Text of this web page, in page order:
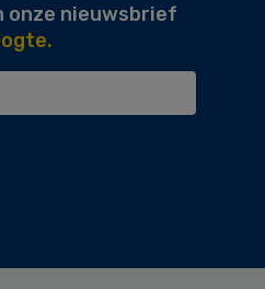
onze nieuwsbrief